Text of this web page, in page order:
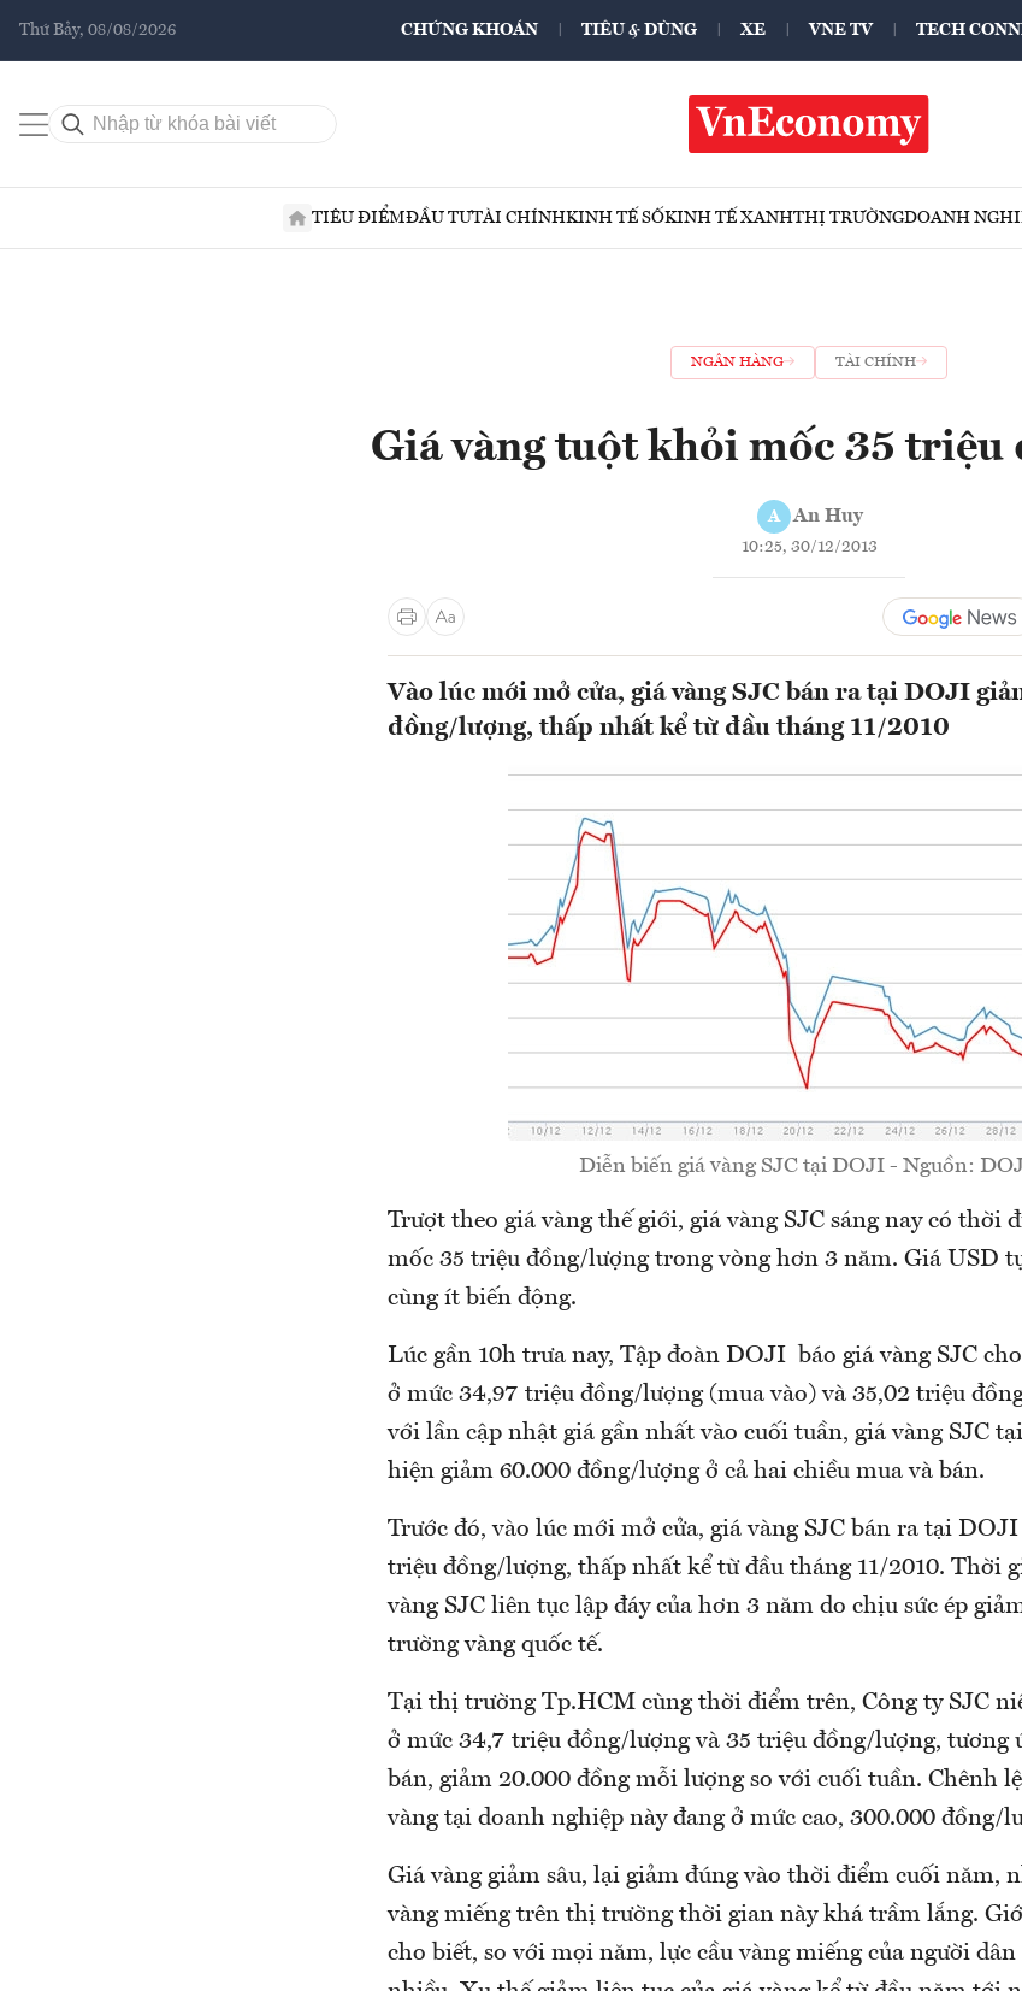
Thứ Bảy, 08/08/2026 CHỨNG KHOÁN TIÊU & DÙNG XE VNE TV TECH
TIÊU ĐIỂMĐẦU TƯTÀI CHÍNHKINH TẾ SỐKINH TẾ XANHTHỊ TRƯỜNGDOANH
NGÂN HÀNG TÀI CHÍNH
Giá vàng tuột khỏi mốc 35 triệu
A An Huy
10:25, 30/12/2013
Vào lúc mới mở cửa, giá vàng SJC bán ra tại DOJI
đồng/lượng, thấp nhất kể từ đầu tháng 11/2010
Diễn biến giá vàng SJC tại DOJI - Nguồn:
Trượt theo giá vàng thế giới, giá vàng SJC sáng nay có thời
mốc 35 triệu đồng/lượng trong vòng hơn 3 năm. Giá USD
cùng ít biến động.
Lúc gần 10h trưa nay, Tập đoàn DOJI báo giá vàng SJC
ở mức 34,97 triệu đồng/lượng (mua vào) và 35,02 triệu
với lần cập nhật giá gần nhất vào cuối tuần, giá vàng SJC
hiện giảm 60.000 đồng/lượng ở cả hai chiều mua và bán.
Trước đó, vào lúc mới mở cửa, giá vàng SJC bán ra tại
triệu đồng/lượng, thấp nhất kể từ đầu tháng 11/2010. Thời
vàng SJC liên tục lập đáy của hơn 3 năm do chịu sức ép
trường vàng quốc tế.
Tại thị trường Tp.HCM cùng thời điểm trên, Công ty SJC
ở mức 34,7 triệu đồng/lượng và 35 triệu đồng/lượng, tương
bán, giảm 20.000 đồng mỗi lượng so với cuối tuần. Chênh
vàng tại doanh nghiệp này đang ở mức cao, 300.000 đồng/
Giá vàng giảm sâu, lại giảm đúng vào thời điểm cuối năm,
vàng miếng trên thị trường thời gian này khá trầm lắng.
cho biết, so với mọi năm, lực cầu vàng miếng của người